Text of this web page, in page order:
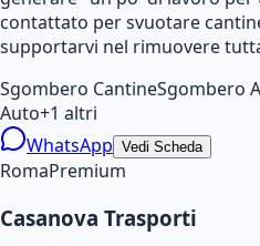
contattato per svuotare
supportarvi nel rimuovere
Sgombero CantineSgombero
Auto+1 altri
WhatsApp Vedi Scheda
RomaPremium
Casanova Trasporti